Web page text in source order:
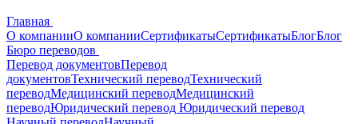
Главная
О компанииО компанииСертификатыСертификатыБлогБлог
Бюро переводов
Перевод документовПеревод
документовТехнический переводТехнический
переводМедицинский переводМедицинский
переводЮридический перевод Юридический перевод